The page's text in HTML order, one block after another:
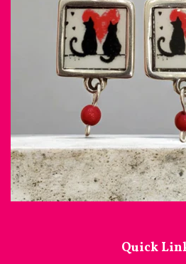
Quick